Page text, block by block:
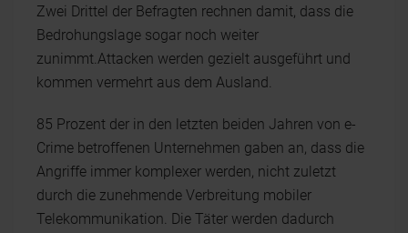
Zwei Drittel der Befragten rechnen damit, dass die
Bedrohungslage sogar noch weiter
zunimmt.Attacken werden gezielt ausgeführt und
kommen vermehrt aus dem Ausland.
85 Prozent der in den letzten beiden Jahren von e-
Crime betroffenen Unternehmen gaben an, dass die
Angriffe immer komplexer werden, nicht zuletzt
durch die zunehmende Verbreitung mobiler
Telekommunikation. Die Täter werden dadurch